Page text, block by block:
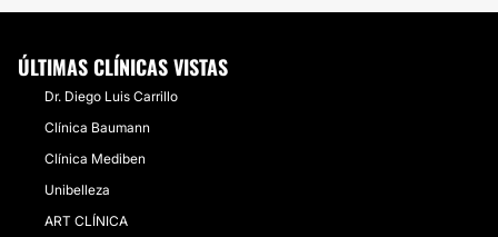
ÚLTIMAS CLÍNICAS VISTAS
Dr. Diego Luis Carrillo
Clínica Baumann
Clínica Mediben
Unibelleza
ART CLÍNICA